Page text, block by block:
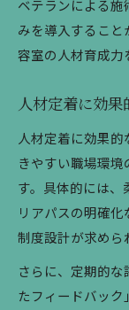
ベテランによる
みを導入するこ
容室の人材育成力
人材定着に効果
人材定着に効果
きやすい職場環
す。具体的には、
リアパスの明確
制度設計が求めら
さらに、定期的
たフィードバッ